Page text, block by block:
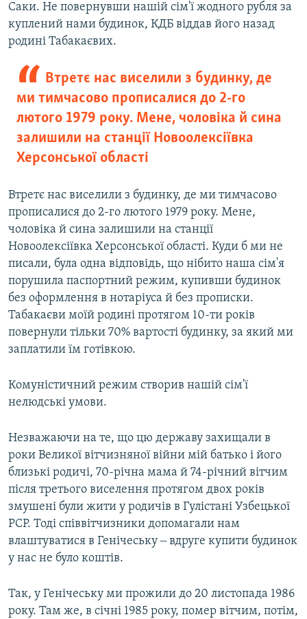
Саки. Не повернувши нашій сім'ї жодного рубля за
куплений нами будинок, КДБ віддав його назад
родині Табакаєвих.
Втретє нас виселили з будинку, де
ми тимчасово прописалися до 2-го
лютого 1979 року. Мене, чоловіка й сина
залишили на станції Новоолексіївка
Херсонської області
Втретє нас виселили з будинку, де ми тимчасово
прописалися до 2-го лютого 1979 року. Мене,
чоловіка й сина залишили на станції
Новоолексіївка Херсонської області. Куди б ми не
писали, була одна відповідь, що нібито наша сім'я
порушила паспортний режим, купивши будинок
без оформлення в нотаріуса й без прописки.
Табакаєви моїй родині протягом 10-ти років
повернули тільки 70% вартості будинку, за який ми
заплатили їм готівкою.
Комуністичний режим створив нашій сім'ї
нелюдські умови.
Незважаючи на те, що цю державу захищали в
роки Великої вітчизняної війни мій батько і його
близькі родичі, 70-річна мама й 74-річний вітчим
після третього виселення протягом двох років
змушені були жити у родичів в Гулістані Узбецької
РСР. Тоді співвітчизники допомагали нам
влаштуватися в Генічеську ‒ вдруге купити будинок
у нас не було коштів.
Так, у Генічеську ми прожили до 20 листопада 1986
року. Там же, в січні 1985 року, помер вітчим, потім,